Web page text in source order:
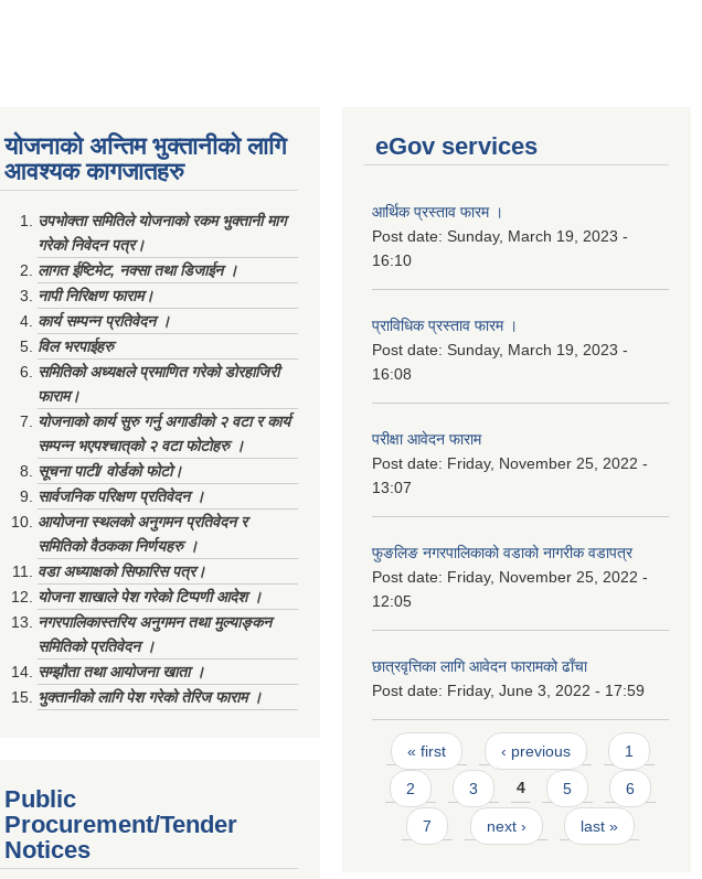
योजनाको अन्तिम भुक्तानीको लागि
आवश्यक कागजातहरु
उपभोक्ता समितिले योजनाको रकम भुक्तानी माग
गरेको निवेदन पत्र।
लागत ईष्टिमेट, नक्सा तथा डिजाईन ।
नापी निरिक्षण फाराम।
कार्य सम्पन्न प्रतिवेदन ।
विल भरपाईहरु
समितिको अध्यक्षले प्रमाणित गरेको डोरहाजिरी
फाराम।
योजनाको कार्य सुरु गर्नु अगाडीको २ वटा र कार्य
सम्पन्न भएपश्चात्‌को २ वटा फोटोहरु ।
सूचना पाटी/ वोर्डको फोटो।
सार्वजनिक परिक्षण प्रतिवेदन ।
आयोजना स्थलको अनुगमन प्रतिवेदन र
समितिको वैठकका निर्णयहरु ।
वडा अध्याक्षको सिफारिस पत्र।
योजना शाखाले पेश गरेको टिप्पणी आदेश ।
नगरपालिकास्तरिय अनुगमन तथा मुल्याङ्कन
समितिको प्रतिवेदन ।
सम्झौता तथा आयोजना खाता ।
भुक्तानीको लागि पेश गरेको तेरिज फाराम ।
Public
Procurement/Tender
Notices
eGov services
आर्थिक प्रस्ताव फारम ।
Post date: Sunday, March 19, 2023 -
16:10
प्राविधिक प्रस्ताव फारम ।
Post date: Sunday, March 19, 2023 -
16:08
परीक्षा आवेदन फाराम
Post date: Friday, November 25, 2022 -
13:07
फुङलिङ नगरपालिकाको वडाको नागरीक वडापत्र
Post date: Friday, November 25, 2022 -
12:05
छात्रवृत्तिका लागि आवेदन फारामको ढाँचा
Post date: Friday, June 3, 2022 - 17:59
Pages
« first ‹ previous 1
2 3 4 5 6
7 next › last »